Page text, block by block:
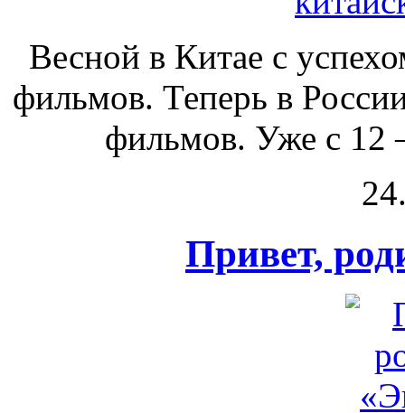
Весной в Китае с
фильмов. Теперь в
фильмов. Уже с 12
Привет,